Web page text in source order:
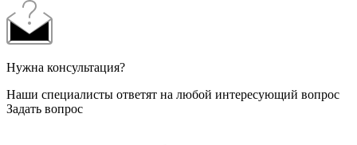
Нужна консультация?
Наши специалисты ответят на любой интересующий вопрос
Задать вопрос